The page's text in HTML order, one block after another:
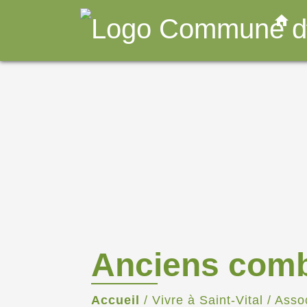
home
Anciens
Accueil / Vivre à Saint-Vital /